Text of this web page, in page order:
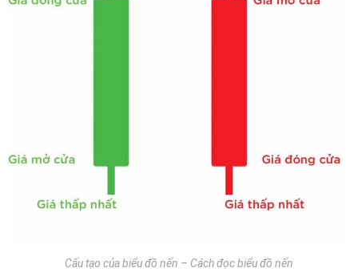
Cấu tạo của biểu đồ nến – Cách đọc biểu đồ nến